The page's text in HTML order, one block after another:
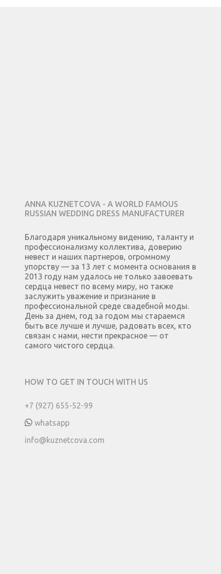
ANNA KUZNETCOVA - A WORLD FAMOUS
RUSSIAN WEDDING DRESS MANUFACTURER
Благодаря уникальному видению, таланту и
профессионализму коллектива, доверию
невест и наших партнеров, огромному
упорству — за 13 лет с момента основания в
2013 году нам удалось не только завоевать
сердца невест по всему миру, но также
заслужить уважение и признание в
профессиональной среде свадебной моды.
День за днем, год за годом мы стараемся
быть все лучше и лучше, радовать всех, кто
связан с нами, нести прекрасное — от
самого чистого сердца.
HOW TO GET IN TOUCH WITH US
+7 (927) 655-52-99
whatsapp
info@kuznetcova.com